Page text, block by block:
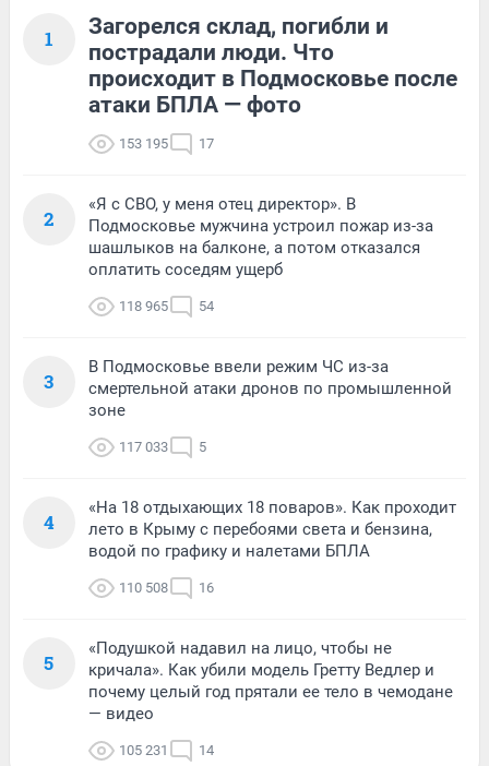
1
Загорелся склад, погибли и
пострадали люди. Что
происходит в Подмосковье после
атаки БПЛА — фото
153 195 17
2
«Я с СВО, у меня отец директор». В
Подмосковье мужчина устроил пожар из-за
шашлыков на балконе, а потом отказался
оплатить соседям ущерб
118 965 54
3
В Подмосковье ввели режим ЧС из-за
смертельной атаки дронов по промышленной
зоне
117 033 5
4
«На 18 отдыхающих 18 поваров». Как проходит
лето в Крыму с перебоями света и бензина,
водой по графику и налетами БПЛА
110 508 16
5
«Подушкой надавил на лицо, чтобы не
кричала». Как убили модель Гретту Ведлер и
почему целый год прятали ее тело в чемодане
— видео
105 231 14